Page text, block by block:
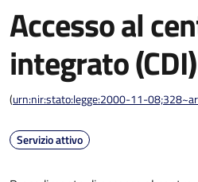
Accesso al
integrato (CDI)
(urn:nir:stato:legge:2000-11-
Servizio attivo